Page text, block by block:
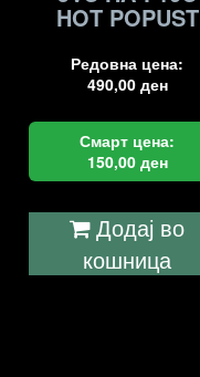
HOT POPUST
Редовна цена:
490,00 ден
Смарт цена:
150,00 ден
Додај во
кошница